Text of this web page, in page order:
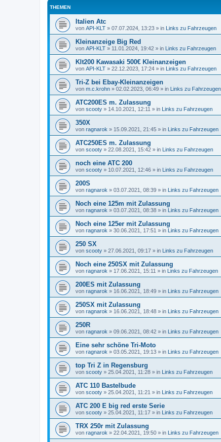
THEMEN
Italien Atc
von API-KLT » 07.07.2024, 13:23 » in Links zu Fahrzeugen
Kleinanzeige Big Red
von API-KLT » 11.01.2024, 19:42 » in Links zu Fahrzeugen
Klt200 Kawasaki 500€ Kleinanzeigen
von API-KLT » 22.12.2023, 17:24 » in Links zu Fahrzeugen
Tri-Z bei Ebay-Kleinanzeigen
von m.c.krohn » 02.02.2023, 06:49 » in Links zu Fahrzeugen
ATC200ES m. Zulassung
von scooty » 14.10.2021, 12:11 » in Links zu Fahrzeugen
350X
von ragnarok » 15.09.2021, 21:45 » in Links zu Fahrzeugen
ATC250ES m. Zulassung
von scooty » 22.08.2021, 15:42 » in Links zu Fahrzeugen
noch eine ATC 200
von scooty » 10.07.2021, 12:46 » in Links zu Fahrzeugen
200S
von ragnarok » 03.07.2021, 08:39 » in Links zu Fahrzeugen
Noch eine 125m mit Zulassung
von ragnarok » 03.07.2021, 08:38 » in Links zu Fahrzeugen
Noch eine 125er mit Zulassung
von ragnarok » 30.06.2021, 17:51 » in Links zu Fahrzeugen
250 SX
von scooty » 27.06.2021, 09:17 » in Links zu Fahrzeugen
Noch eine 250SX mit Zulassung
von ragnarok » 17.06.2021, 15:11 » in Links zu Fahrzeugen
200ES mit Zulassung
von ragnarok » 16.06.2021, 18:49 » in Links zu Fahrzeugen
250SX mit Zulassung
von ragnarok » 16.06.2021, 18:48 » in Links zu Fahrzeugen
250R
von ragnarok » 09.06.2021, 08:42 » in Links zu Fahrzeugen
Eine sehr schöne Tri-Moto
von ragnarok » 03.05.2021, 19:13 » in Links zu Fahrzeugen
top Tri Z in Regensburg
von scooty » 25.04.2021, 11:28 » in Links zu Fahrzeugen
ATC 110 Bastelbude
von scooty » 25.04.2021, 11:21 » in Links zu Fahrzeugen
ATC 200 E big red erste Serie
von scooty » 25.04.2021, 11:17 » in Links zu Fahrzeugen
TRX 250r mit Zulassung
von ragnarok » 22.04.2021, 19:50 » in Links zu Fahrzeugen